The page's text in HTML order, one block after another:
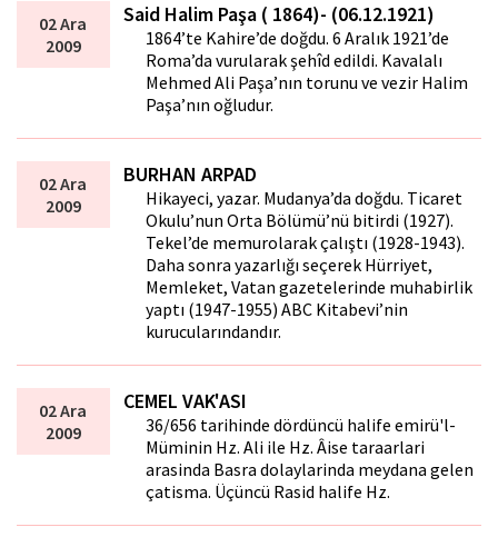
02 Ara
2009
Said Halim Paşa ( 1864)- (06.12.1921)
1864’te Kahire’de doğdu. 6 Aralık 1921’de
Roma’da vurularak şehîd edildi. Kavalalı
Mehmed Ali Paşa’nın torunu ve vezir Halim
Paşa’nın oğludur.
02 Ara
2009
BURHAN ARPAD
Hikayeci, yazar. Mudanya’da doğdu. Ticaret
Okulu’nun Orta Bölümü’nü bitirdi (1927).
Tekel’de memurolarak çalıştı (1928-1943).
Daha sonra yazarlığı seçerek Hürriyet,
Memle­ket, Vatan gazetelerinde muhabirlik
yaptı (1947-1955) ABC Kitabevi’nin
kurucularındandır.
02 Ara
2009
CEMEL VAK'ASI
36/656 tarihinde dördüncü halife emirü'l-
Müminin Hz. Ali ile Hz. Âise taraftarlari
arasinda Basra dolaylarinda meydana gelen
çatisma. Üçüncü Rasid halife Hz.